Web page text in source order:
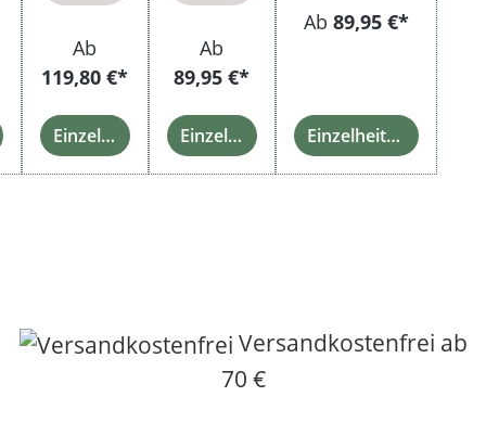
Ab
119,80 €*
Einzelheiten
Ab
89,95 €*
Einzelheiten
Ab 89,95 €*
Einzelheiten
Versandkostenfrei ab
70 €